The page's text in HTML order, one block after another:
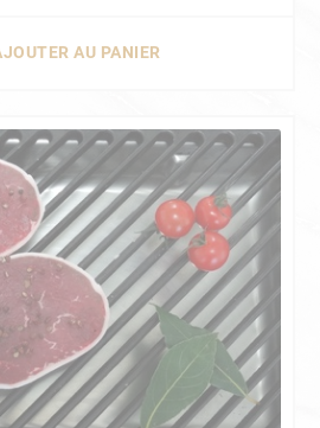
AU PANIER